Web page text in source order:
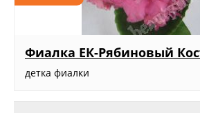
Фиалка ЕК-Рябиновый
детка фиалки